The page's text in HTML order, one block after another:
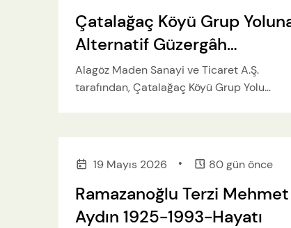
Çatalağaç Köyü Grup
Alternatif Güzergâh
Çalışmaları Hızla Devam
Ediyor
Alagöz Maden Sanayi ve Ticaret A.Ş.
tarafından, Çatalağaç Köyü Grup Yolu
amacıyla başlatılan alternatif güzergâh
yapım çalışmaları aralıksız sürüyor.
19 Mayıs 2026 • 80 gün önce
Ramazanoğlu Terzi Mehmet
Aydın 1925-1993-Hayatı